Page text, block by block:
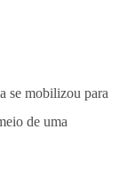
se mobilizou para
de uma